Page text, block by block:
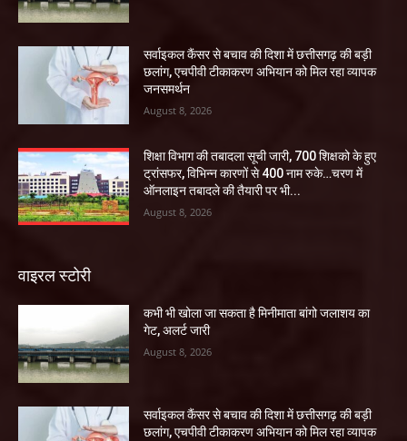
सर्वाइकल कैंसर से बचाव की दिशा में छत्तीसगढ़ की बड़ी
छलांग, एचपीवी टीकाकरण अभियान को मिल रहा व्यापक
जनसमर्थन
August 8, 2026
शिक्षा विभाग की तबादला सूची जारी, 700 शिक्षको के हुए
ट्रांसफर, विभिन्न कारणों से 400 नाम रुके…चरण में
ऑनलाइन तबादले की तैयारी पर भी...
August 8, 2026
वाइरल स्टोरी
कभी भी खोला जा सकता है मिनीमाता बांगो जलाशय का
गेट, अलर्ट जारी
August 8, 2026
सर्वाइकल कैंसर से बचाव की दिशा में छत्तीसगढ़ की बड़ी
छलांग, एचपीवी टीकाकरण अभियान को मिल रहा व्यापक